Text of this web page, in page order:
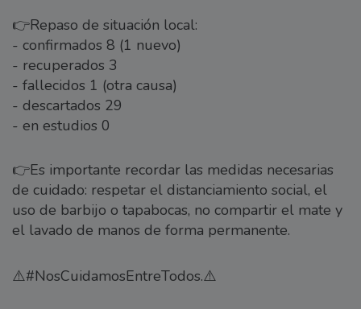
👉Repaso de situación local:
- confirmados 8 (1 nuevo)
- recuperados 3
- fallecidos 1 (otra causa)
- descartados 29
- en estudios 0
👉Es importante recordar las medidas necesarias
de cuidado: respetar el distanciamiento social, el
uso de barbijo o tapabocas, no compartir el mate y
el lavado de manos de forma permanente.
⚠️#NosCuidamosEntreTodos.⚠️